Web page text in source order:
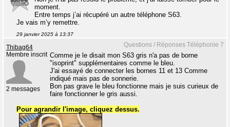
moment.
Entre temps j’ai récupéré un autre téléphone S63.
Je vais m’y remettre.
29 janvier 2025 à 13:37
Questions / Réponses Téléphonie 7
Thibag64
Membre inscrit
2 messages
Comme je le disait mon S63 gris n'a pas de borne
"isoprint" supplémentaires comme le bleu.
J'ai essayé de connecter les bornes 11 et 13 Comme
indiqué mais pas de sonnerie.
Bon pas grave le bleu fonctionne mais je suis curieux de
faire fonctionner le gris aussi.
Pour agrandir l'image, cliquez dessus.